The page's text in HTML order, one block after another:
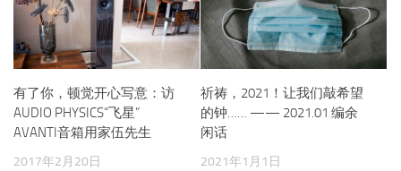
有了你，顿觉开心写意：访
AUDIO PHYSICS“飞星”
AVANTI音箱用家伍先生
2017年2月20日
祈祷，2021！让我们敲希望
的钟…… —— 2021.01 编余
闲话
2021年1月1日